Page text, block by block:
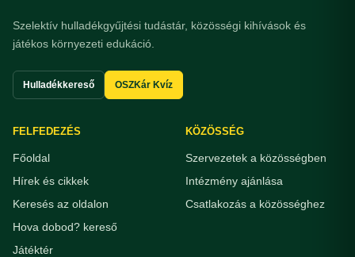
Szelektív hulladékgyűjtési tudástár, közösségi kihívások és
játékos környezeti edukáció.
Hulladékkereső OSZKár Kvíz
FELFEDEZÉS
Főoldal
Hírek és cikkek
Keresés az oldalon
Hova dobod? kereső
Játéktér
KÖZÖSSÉG
Szervezetek a közösségben
Intézmény ajánlása
Csatlakozás a közösséghez